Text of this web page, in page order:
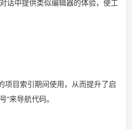
话中提供类似编辑器的体验，使工
项目索引期间使用，从而提升了启
来导航代码。